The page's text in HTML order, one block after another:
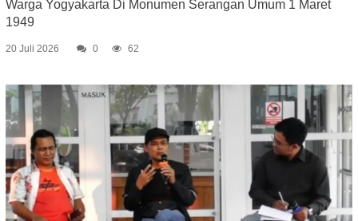
Warga Yogyakarta Di Monumen Serangan Umum 1 Maret
1949
20 Juli 2026 0 62